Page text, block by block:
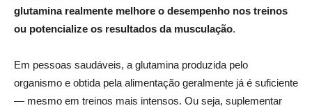
glutamina realmente melhore o desempenho nos treinos
ou potencialize os resultados da musculação.
Em pessoas saudáveis, a glutamina produzida pelo
organismo e obtida pela alimentação geralmente já é suficiente
— mesmo em treinos mais intensos. Ou seja, suplementar